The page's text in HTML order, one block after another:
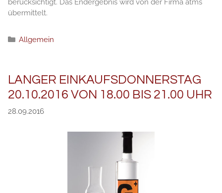
berücksichtigt. Das Endergebnis wird von der Firma atms
übermittelt.
Рубрики
Allgemein
LANGER EINKAUFSDONNERSTAG
20.10.2016 VON 18.00 BIS 21.00 UHR
28.09.2016